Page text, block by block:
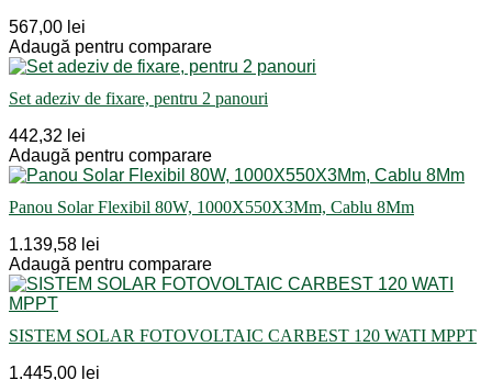
567,00 lei
Adaugă pentru comparare
Set adeziv de fixare, pentru 2 panouri
442,32 lei
Adaugă pentru comparare
Panou Solar Flexibil 80W, 1000X550X3Mm, Cablu 8Mm
1.139,58 lei
Adaugă pentru comparare
SISTEM SOLAR FOTOVOLTAIC CARBEST 120 WATI MPPT
1.445,00 lei